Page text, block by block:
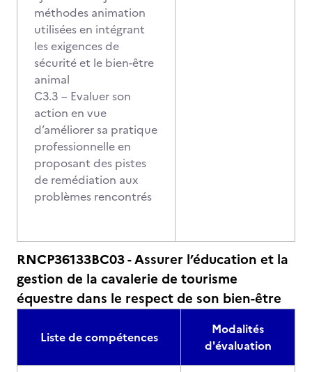
méthodes animation
utilisées en intégrant
les exigences de
sécurité et le bien-être
animal
C3.3 – Evaluer son
action en vue
d’améliorer sa pratique
professionnelle en
proposant des pistes
de remédiation aux
problèmes rencontrés
RNCP36133BC03 - Assurer l’éducation et la
gestion de la cavalerie de tourisme
équestre dans le respect de son bien-être
Liste de compétences
Modalités
d'évaluation